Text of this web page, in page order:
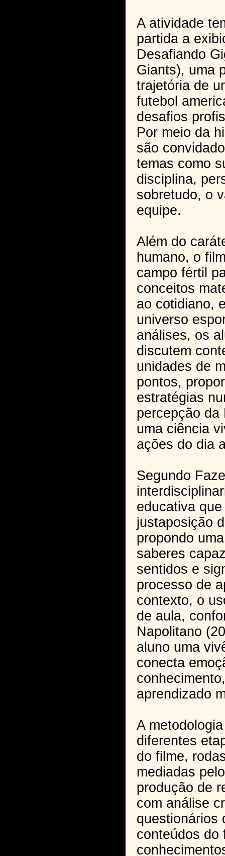
A atividade
partida a
Desafiando
Giants), uma
trajetória de
futebol
desafios
Por meio da
são
temas como
disciplina,
sobretudo, o
equipe.
Além do
humano, o
campo fértil
conceitos
ao cotidiano,
universo
análises, os
discutem
unidades de
pontos,
estratégias
percepção da
uma ciência
ações do dia
Segundo
educativa
justaposição
propondo
saberes
sentidos e
processo de
contexto, o
de aula,
Napolitano
aluno uma
conecta
aprendizado
A
diferentes
do filme,
mediadas
produção de
com análise
questionários
conteúdos do